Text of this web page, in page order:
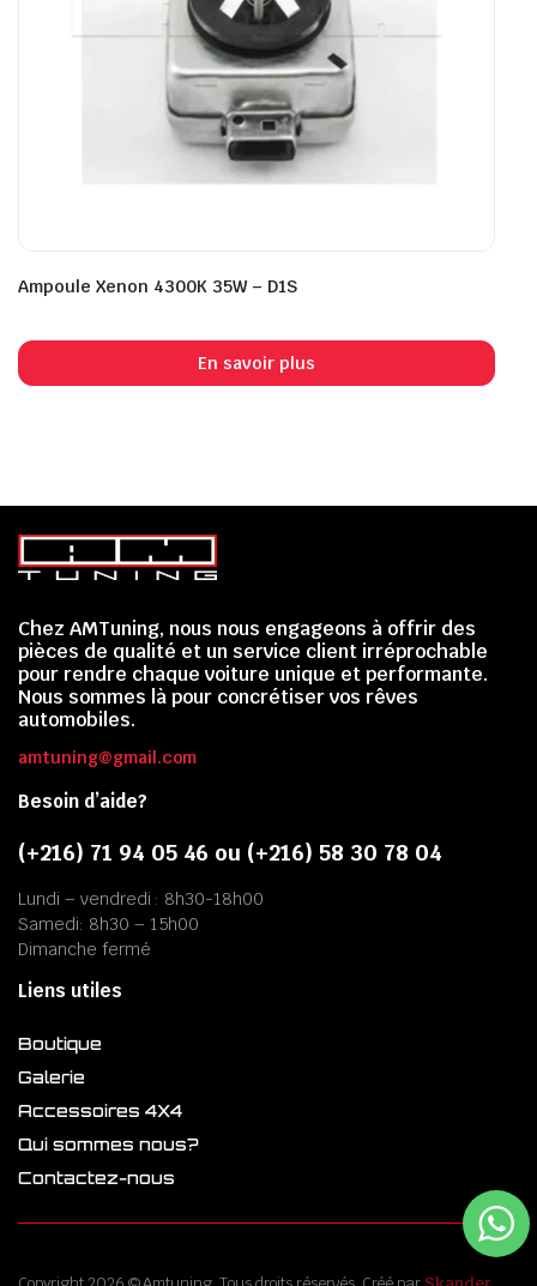
Ampoule Xenon 4300K 35W – D1S
En savoir plus
Chez AMTuning, nous nous engageons à offrir des
pièces de qualité et un service client irréprochable
pour rendre chaque voiture unique et performante.
Nous sommes là pour concrétiser vos rêves
automobiles.
amtuning@gmail.com
Besoin d’aide?
(+216) 71 94 05 46 ou (+216) 58 30 78 04
Lundi – vendredi : 8h30-18h00
Samedi: 8h30 – 15h00
Dimanche fermé
Liens utiles
Boutique
Galerie
Accessoires 4X4
Qui sommes nous?
Contactez-nous